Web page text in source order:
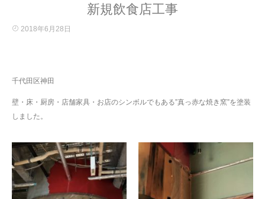
新規飲食店工事
2018年6月28日
千代田区神田
壁・床・厨房・店舗家具・お店のシンボルでもある”真っ赤な焼き窯”を塗装
しました。